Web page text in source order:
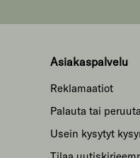
Asiakaspalvelu
Reklamaatiot
Palauta tai
Usein kysytyt